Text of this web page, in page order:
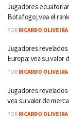
Jugadores
Botafogo; vea el
POR RICARDO OLIVEIRA
Jugadores
Europa: vea su valor
POR RICARDO OLIVEIRA
Jugadores
vea su valor de
POR RICARDO OLIVEIRA